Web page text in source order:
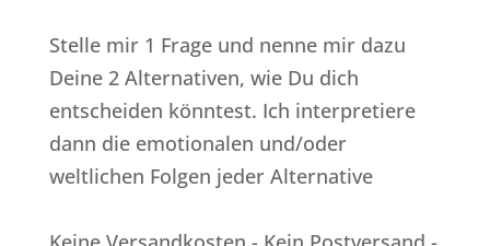
Stelle mir 1 Frage und nenne mir dazu
Deine 2 Alternativen, wie Du dich
entscheiden könntest. Ich interpretiere
dann die emotionalen und/oder
weltlichen Folgen jeder Alternative